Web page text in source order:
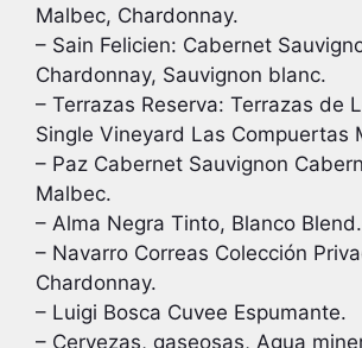
Malbec, Chardonnay.
– Sain Felicien: Cabernet
Chardonnay, Sauvignon blanc.
– Terrazas Reserva: Terrazas de
Single Vineyard Las Compuertas
– Paz Cabernet Sauvignon
Malbec.
– Alma Negra Tinto, Blanco Blend.
– Navarro Correas Colección
Chardonnay.
– Luigi Bosca Cuvee Espumante.
– Cervezas, gaseosas, Agua